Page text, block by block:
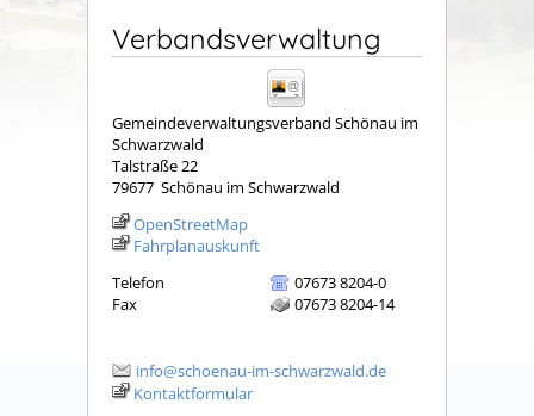
Verbandsverwaltung
Gemeindeverwaltungsverband Schönau im
Schwarzwald
Talstraße 22
79677 Schönau im Schwarzwald
OpenStreetMap
Fahrplanauskunft
Telefon
07673 8204-0
Fax
07673 8204-14
info@schoenau-im-schwarzwald.de
Kontaktformular